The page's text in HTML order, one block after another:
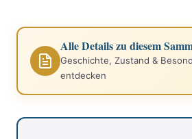
Alle Details zu diesem
Geschichte, Zustand &
entdecken